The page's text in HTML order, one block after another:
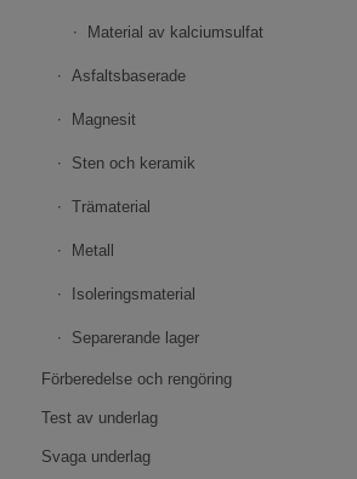
Material av kalciumsulfat
Asfaltsbaserade
Magnesit
Sten och keramik
Trämaterial
Metall
Isoleringsmaterial
Separerande lager
Förberedelse och rengöring
Test av underlag
Svaga underlag